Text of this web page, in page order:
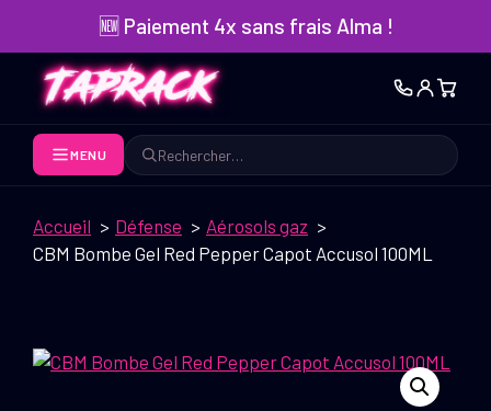
contenu
🆕 Paiement 4x sans frais Alma !
MENU
Rechercher
Accueil Défense
Aérosols gaz
CBM Bombe Gel Red Pepper Capot Accusol 100ML